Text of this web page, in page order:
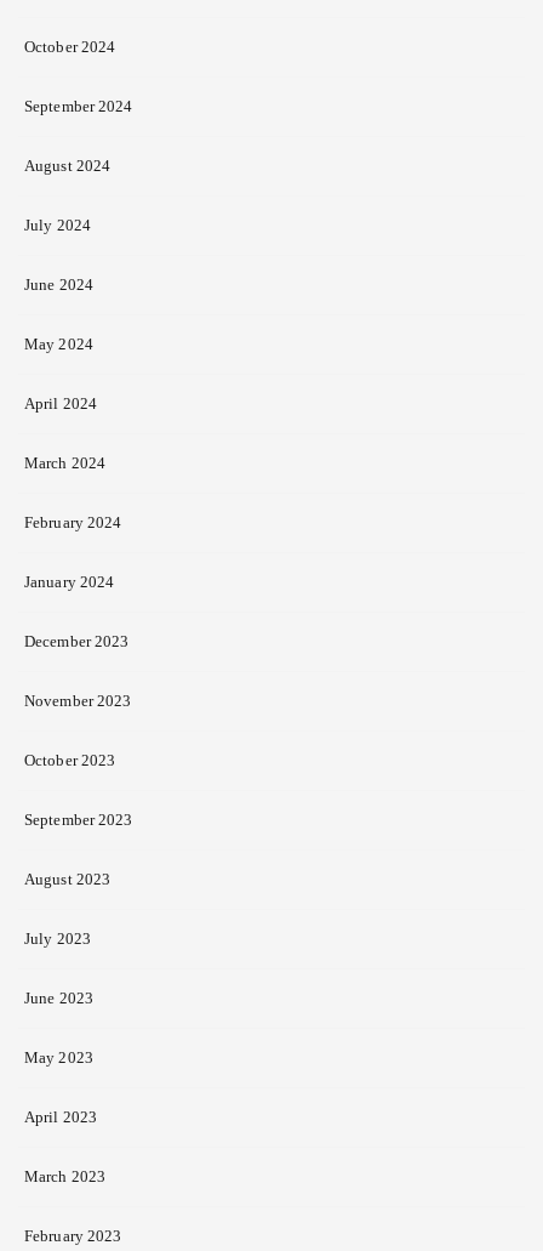
October 2024
September 2024
August 2024
July 2024
June 2024
May 2024
April 2024
March 2024
February 2024
January 2024
December 2023
November 2023
October 2023
September 2023
August 2023
July 2023
June 2023
May 2023
April 2023
March 2023
February 2023